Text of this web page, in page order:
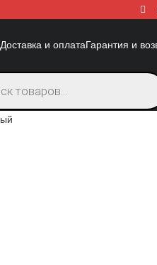
Доставка и оплатаГарантия и